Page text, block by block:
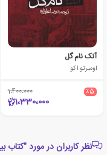
آنک نام گل
اومبرتو اکو
٪5 1،400،000
1،330،000
نظر کاربران در مورد "کتاب